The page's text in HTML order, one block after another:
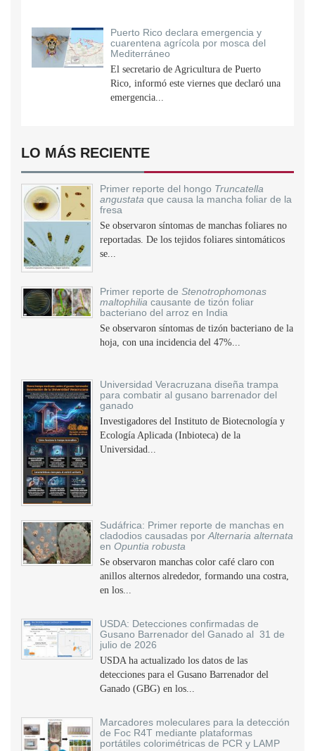
Puerto Rico declara emergencia y
cuarentena agrícola por mosca del
Mediterráneo
El secretario de Agricultura de Puerto
Rico, informó este viernes que declaró una
emergencia...
LO MÁS RECIENTE
Primer reporte del hongo Truncatella
angustata que causa la mancha foliar de la
fresa
Se observaron síntomas de manchas foliares no
reportadas. De los tejidos foliares sintomáticos
se...
Primer reporte de Stenotrophomonas
maltophilia causante de tizón foliar
bacteriano del arroz en India
Se observaron síntomas de tizón bacteriano de la
hoja, con una incidencia del 47%...
Universidad Veracruzana diseña trampa
para combatir al gusano barrenador del
ganado
Investigadores del Instituto de Biotecnología y
Ecología Aplicada (Inbioteca) de la
Universidad...
Sudáfrica: Primer reporte de manchas en
cladodios causadas por Alternaria alternata
en Opuntia robusta
Se observaron manchas color café claro con
anillos alternos alrededor, formando una costra,
en los...
USDA: Detecciones confirmadas de
Gusano Barrenador del Ganado al 31 de
julio de 2026
USDA ha actualizado los datos de las
detecciones para el Gusano Barrenador del
Ganado (GBG) en los...
Marcadores moleculares para la detección
de Foc R4T mediante plataformas
portátiles colorimétricas de PCR y LAMP